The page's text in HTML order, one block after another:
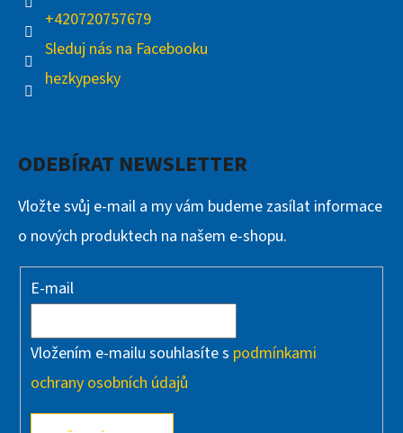
+420720757679
Sleduj nás na Facebooku
hezkypesky
ODEBÍRAT NEWSLETTER
Vložte svůj e-mail a my vám budeme zasílat informace
o nových produktech na našem e-shopu.
E-mail
Vložením e-mailu souhlasíte s podmínkami
ochrany osobních údajů